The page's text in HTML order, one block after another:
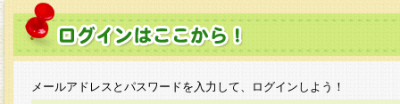
メールアドレスとパスワードを入力して、ログインしよう！